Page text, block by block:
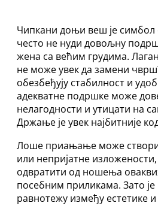
количина
Чипкани доњи веш је симбол
често не нуди довољну
жена са већим грудима.
не може увек да замени
обезбеђују стабилност и
адекватне подршке може
нелагодности и утицати на
Држање је увек најбитније
Лоше приањање може
или непријатне
одвратити од ношења
посебним приликама. Зато
равнотежу између естетике